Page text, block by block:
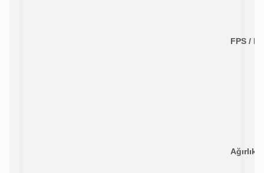
FPS /
Ağırlık: